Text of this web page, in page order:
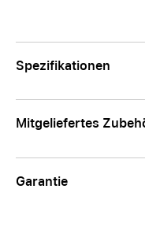
Spezifikationen
Mitgeliefertes
Garantie